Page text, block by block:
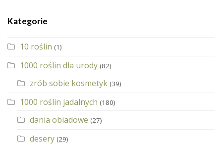
Kategorie
10 roślin (1)
1000 roślin dla urody (82)
zrób sobie kosmetyk (39)
1000 roślin jadalnych (180)
dania obiadowe (27)
desery (29)